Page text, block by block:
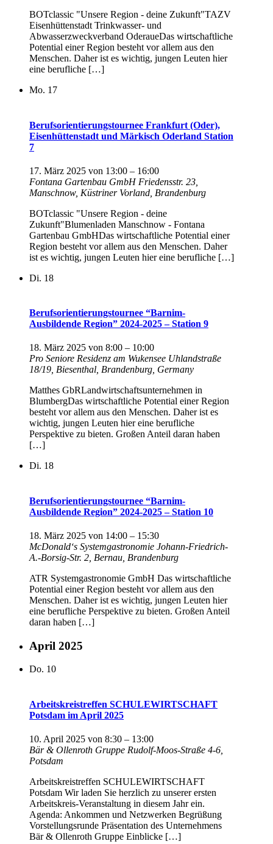
BOTclassic "Unsere Region - deine Zukunft"TAZV
Eisenhüttenstadt Trinkwasser- und
Abwasserzweckverband OderaueDas wirtschaftliche
Potential einer Region besteht vor allem aus den
Menschen. Daher ist es wichtig, jungen Leuten hier
eine berufliche […]
Mo. 17
Berufsorientierungstournee Frankfurt (Oder),
Eisenhüttenstadt und Märkisch Oderland Station
7
17. März 2025 von 13:00 – 16:00
Fontana Gartenbau GmbH Friedensstr. 23,
Manschnow, Küstriner Vorland, Brandenburg
BOTclassic "Unsere Region - deine
Zukunft"Blumenladen Manschnow - Fontana
Gartenbau GmbHDas wirtschaftliche Potential einer
Region besteht vor allem aus den Menschen. Daher
ist es wichtig, jungen Leuten hier eine berufliche […]
Di. 18
Berufsorientierungstournee “Barnim-
Ausbildende Region” 2024-2025 – Station 9
18. März 2025 von 8:00 – 10:00
Pro Seniore Residenz am Wukensee Uhlandstraße
18/19, Biesenthal, Brandenburg, Germany
Matthes GbRLandwirtschaftsunternehmen in
BlumbergDas wirtschaftliche Potential einer Region
besteht vor allem aus den Menschen. Daher ist es
wichtig, jungen Leuten hier eine berufliche
Perspektive zu bieten. Großen Anteil daran haben
[…]
Di. 18
Berufsorientierungstournee “Barnim-
Ausbildende Region” 2024-2025 – Station 10
18. März 2025 von 14:00 – 15:30
McDonald‘s Systemgastronomie Johann-Friedrich-
A.-Borsig-Str. 2, Bernau, Brandenburg
ATR Systemgastronomie GmbH Das wirtschaftliche
Potential einer Region besteht vor allem aus den
Menschen. Daher ist es wichtig, jungen Leuten hier
eine berufliche Perspektive zu bieten. Großen Anteil
daran haben […]
April 2025
Do. 10
Arbeitskreistreffen SCHULEWIRTSCHAFT
Potsdam im April 2025
10. April 2025 von 8:30 – 13:00
Bär & Ollenroth Gruppe Rudolf-Moos-Straße 4-6,
Potsdam
Arbeitskreistreffen SCHULEWIRTSCHAFT
Potsdam Wir laden Sie herzlich zu unserer ersten
Arbeitskreis-Veranstaltung in diesem Jahr ein.
Agenda: Ankommen und Netzwerken Begrüßung
Vorstellungsrunde Präsentation des Unternehmens
Bär & Ollenroth Gruppe Einblicke […]